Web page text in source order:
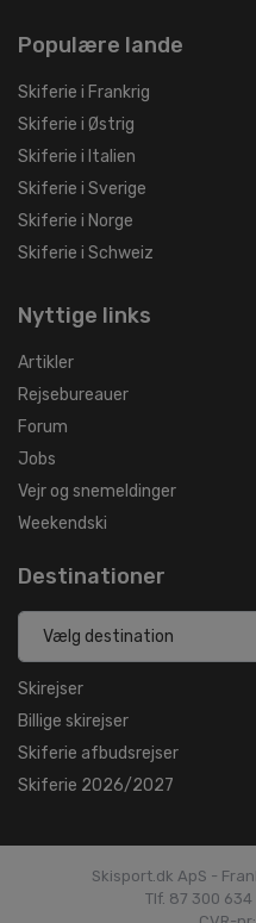
Populære lande
Skiferie i Frankrig
Skiferie i Østrig
Skiferie i Italien
Skiferie i Sverige
Skiferie i Norge
Skiferie i Schweiz
Nyttige links
Artikler
Rejsebureauer
Forum
Jobs
Vejr og snemeldinger
Weekendski
Destinationer
Skirejser
Billige skirejser
Skiferie afbudsrejser
Skiferie 2026/2027
Skisport.dk ApS -
Tlf. 87 300